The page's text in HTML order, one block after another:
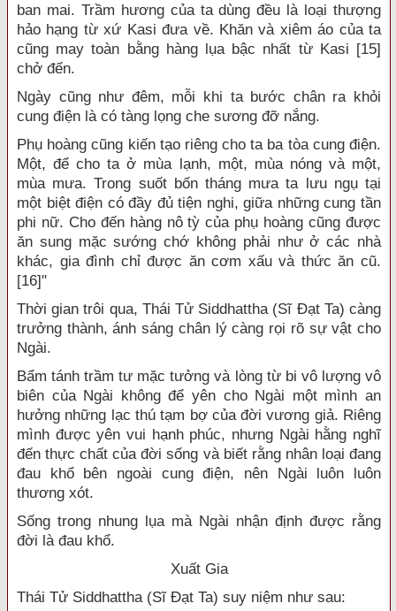
ban mai. Trầm hương của ta dùng đều là loại thượng
hảo hạng từ xứ Kasi đưa về. Khăn và xiêm áo của ta
cũng may toàn bằng hàng lụa bậc nhất từ Kasi [15]
chở đến.
Ngày cũng như đêm, mỗi khi ta bước chân ra khỏi
cung điện là có tàng lọng che sương đỡ nắng.
Phụ hoàng cũng kiến tạo riêng cho ta ba tòa cung điện.
Một, để cho ta ở mùa lạnh, một, mùa nóng và một,
mùa mưa. Trong suốt bốn tháng mưa ta lưu ngụ tại
một biệt điện có đầy đủ tiện nghi, giữa những cung tần
phi nữ. Cho đến hàng nô tỳ của phụ hoàng cũng được
ăn sung mặc sướng chớ không phải như ở các nhà
khác, gia đình chỉ được ăn cơm xấu và thức ăn cũ.
[16]"
Thời gian trôi qua, Thái Tử Siddhattha (Sĩ Đạt Ta) càng
trưởng thành, ánh sáng chân lý càng rọi rõ sự vật cho
Ngài.
Bẩm tánh trầm tư mặc tưởng và lòng từ bi vô lượng vô
biên của Ngài không để yên cho Ngài một mình an
hưởng những lạc thú tạm bợ của đời vương giả. Riêng
mình được yên vui hạnh phúc, nhưng Ngài hằng nghĩ
đến thực chất của đời sống và biết rằng nhân loại đang
đau khổ bên ngoài cung điện, nên Ngài luôn luôn
thương xót.
Sống trong nhung lụa mà Ngài nhận định được rằng
đời là đau khổ.
Xuất Gia
Thái Tử Siddhattha (Sĩ Đạt Ta) suy niệm như sau: